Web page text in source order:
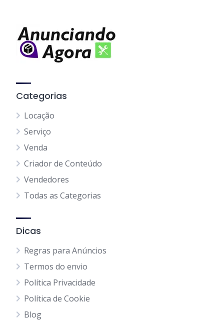
Categorias
Locação
Serviço
Venda
Criador de Conteúdo
Vendedores
Todas as Categorias
Dicas
Regras para Anúncios
Termos do envio
Política Privacidade
Política de Cookie
Blog